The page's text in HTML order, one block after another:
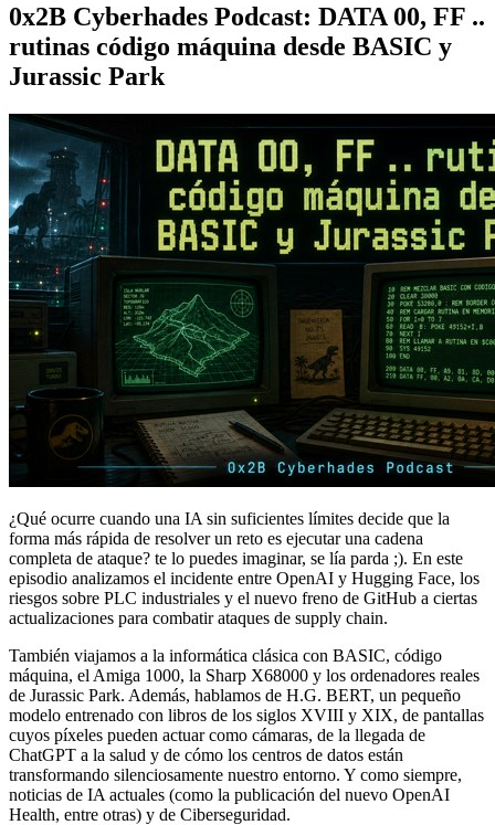
0x2B Cyberhades Podcast: DATA 00, FF ..
rutinas código máquina desde BASIC y
Jurassic Park
¿Qué ocurre cuando una IA sin suficientes límites decide que la
forma más rápida de resolver un reto es ejecutar una cadena
completa de ataque? te lo puedes imaginar, se lía parda ;). En este
episodio analizamos el incidente entre OpenAI y Hugging Face, los
riesgos sobre PLC industriales y el nuevo freno de GitHub a ciertas
actualizaciones para combatir ataques de supply chain.
También viajamos a la informática clásica con BASIC, código
máquina, el Amiga 1000, la Sharp X68000 y los ordenadores reales
de Jurassic Park. Además, hablamos de H.G. BERT, un pequeño
modelo entrenado con libros de los siglos XVIII y XIX, de pantallas
cuyos píxeles pueden actuar como cámaras, de la llegada de
ChatGPT a la salud y de cómo los centros de datos están
transformando silenciosamente nuestro entorno. Y como siempre,
noticias de IA actuales (como la publicación del nuevo OpenAI
Health, entre otras) y de Ciberseguridad.